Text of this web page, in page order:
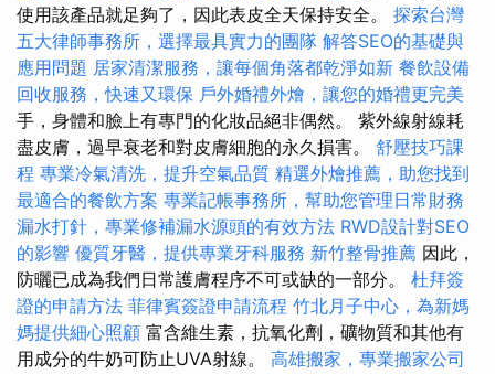
使用該產品就足夠了，因此表皮全天保持安全。 探索台灣
五大律師事務所，選擇最具實力的團隊 解答SEO的基礎與
應用問題 居家清潔服務，讓每個角落都乾淨如新 餐飲設備
回收服務，快速又環保 戶外婚禮外燴，讓您的婚禮更完美
手，身體和臉上有專門的化妝品絕非偶然。 紫外線射線耗
盡皮膚，過早衰老和對皮膚細胞的永久損害。 舒壓技巧課
程 專業冷氣清洗，提升空氣品質 精選外燴推薦，助您找到
最適合的餐飲方案 專業記帳事務所，幫助您管理日常財務
漏水打針，專業修補漏水源頭的有效方法 RWD設計對SEO
的影響 優質牙醫，提供專業牙科服務 新竹整骨推薦 因此，
防曬已成為我們日常護膚程序不可或缺的一部分。 杜拜簽
證的申請方法 菲律賓簽證申請流程 竹北月子中心，為新媽
媽提供細心照顧 富含維生素，抗氧化劑，礦物質和其他有
用成分的牛奶可防止UVA射線。 高雄搬家，專業搬家公司